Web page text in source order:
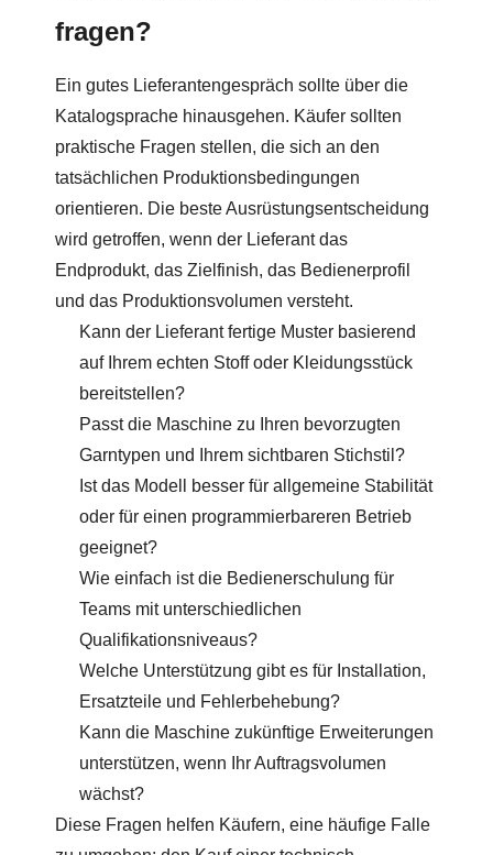
fragen?
Ein gutes Lieferantengespräch sollte über die
Katalogsprache hinausgehen. Käufer sollten
praktische Fragen stellen, die sich an den
tatsächlichen Produktionsbedingungen
orientieren. Die beste Ausrüstungsentscheidung
wird getroffen, wenn der Lieferant das
Endprodukt, das Zielfinish, das Bedienerprofil
und das Produktionsvolumen versteht.
Kann der Lieferant fertige Muster basierend
auf Ihrem echten Stoff oder Kleidungsstück
bereitstellen?
Passt die Maschine zu Ihren bevorzugten
Garntypen und Ihrem sichtbaren Stichstil?
Ist das Modell besser für allgemeine Stabilität
oder für einen programmierbareren Betrieb
geeignet?
Wie einfach ist die Bedienerschulung für
Teams mit unterschiedlichen
Qualifikationsniveaus?
Welche Unterstützung gibt es für Installation,
Ersatzteile und Fehlerbehebung?
Kann die Maschine zukünftige Erweiterungen
unterstützen, wenn Ihr Auftragsvolumen
wächst?
Diese Fragen helfen Käufern, eine häufige Falle